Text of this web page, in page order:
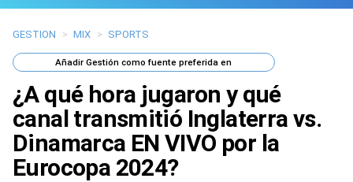
Últimas Noticias
Mi Bolsillo
Respuestas
Gente
GESTION > MIX > SPORTS
AñadirGestión como fuente preferida en
¿A qué hora jugaron y qué
canal transmitió Inglaterra vs.
Dinamarca EN VIVO por la
Eurocopa 2024?